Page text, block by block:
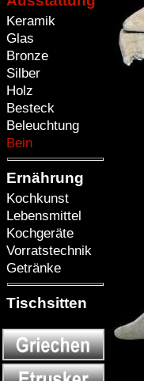
Keramik
Glas
Bronze
Silber
Holz
Besteck
Beleuchtung
Bein
Ernährung
Kochkunst
Lebensmittel
Kochgeräte
Vorratstechnik
Getränke
Tischsitten